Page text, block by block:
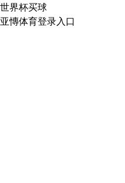
世界杯买球
亚慱体育登录入口